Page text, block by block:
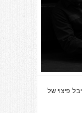
פיצוי של